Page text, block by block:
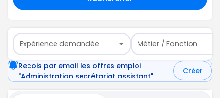
Expérience demandée Métier / Fonction
Recois par email les offres emploi
"Administration secrétariat assistant"
Créer